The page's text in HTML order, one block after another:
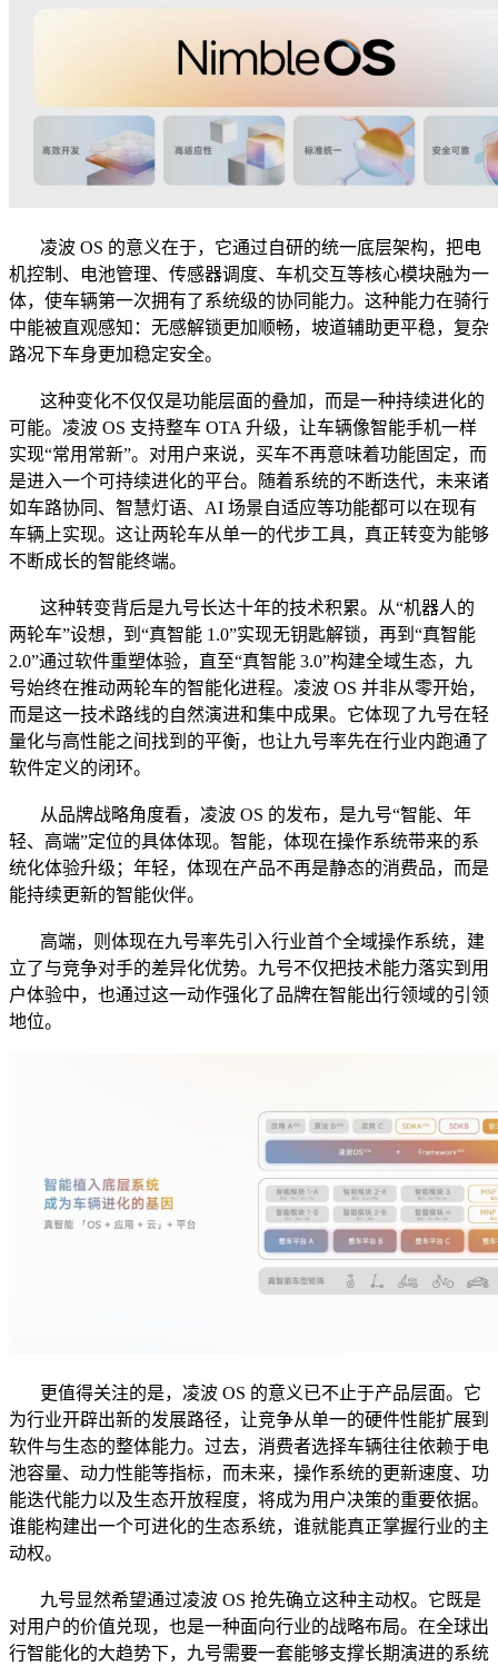
凌波 OS 的意义在于，它通过自研的统一底层架构，把电
机控制、电池管理、传感器调度、车机交互等核心模块融为一
体，使车辆第一次拥有了系统级的协同能力。这种能力在骑行
中能被直观感知：无感解锁更加顺畅，坡道辅助更平稳，复杂
路况下车身更加稳定安全。
这种变化不仅仅是功能层面的叠加，而是一种持续进化的
可能。凌波 OS 支持整车 OTA 升级，让车辆像智能手机一样
实现“常用常新”。对用户来说，买车不再意味着功能固定，而
是进入一个可持续进化的平台。随着系统的不断迭代，未来诸
如车路协同、智慧灯语、AI 场景自适应等功能都可以在现有
车辆上实现。这让两轮车从单一的代步工具，真正转变为能够
不断成长的智能终端。
这种转变背后是九号长达十年的技术积累。从“机器人的
两轮车”设想，到“真智能 1.0”实现无钥匙解锁，再到“真智能
2.0”通过软件重塑体验，直至“真智能 3.0”构建全域生态，九
号始终在推动两轮车的智能化进程。凌波 OS 并非从零开始，
而是这一技术路线的自然演进和集中成果。它体现了九号在轻
量化与高性能之间找到的平衡，也让九号率先在行业内跑通了
软件定义的闭环。
从品牌战略角度看，凌波 OS 的发布，是九号“智能、年
轻、高端”定位的具体体现。智能，体现在操作系统带来的系
统化体验升级；年轻，体现在产品不再是静态的消费品，而是
能持续更新的智能伙伴。
高端，则体现在九号率先引入行业首个全域操作系统，建
立了与竞争对手的差异化优势。九号不仅把技术能力落实到用
户体验中，也通过这一动作强化了品牌在智能出行领域的引领
地位。
更值得关注的是，凌波 OS 的意义已不止于产品层面。它
为行业开辟出新的发展路径，让竞争从单一的硬件性能扩展到
软件与生态的整体能力。过去，消费者选择车辆往往依赖于电
池容量、动力性能等指标，而未来，操作系统的更新速度、功
能迭代能力以及生态开放程度，将成为用户决策的重要依据。
谁能构建出一个可进化的生态系统，谁就能真正掌握行业的主
动权。
九号显然希望通过凌波 OS 抢先确立这种主动权。它既是
对用户的价值兑现，也是一种面向行业的战略布局。在全球出
行智能化的大趋势下，九号需要一套能够支撑长期演进的系统